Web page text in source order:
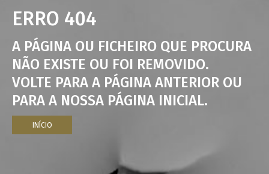
ERRO 404
A PÁGINA OU FICHEIRO QUE PROCURA
NÃO EXISTE OU FOI REMOVIDO.
VOLTE PARA A PÁGINA ANTERIOR OU
PARA A NOSSA PÁGINA INICIAL.
INÍCIO